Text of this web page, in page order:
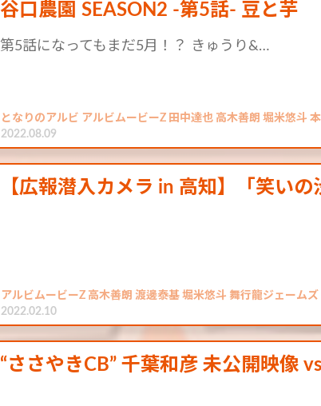
谷口農園 SEASON2 -第5話- 豆と芋
第5話になってもまだ5月！？ きゅうり&…
となりのアルビ アルビムービーZ 田中達也 高木善朗 堀米悠斗
2022.08.09
【広報潜入カメラ in 高知】「笑いの
アルビムービーZ 高木善朗 渡邊泰基 堀米悠斗 舞行龍ジェーム
2022.02.10
“ささやきCB” 千葉和彦 未公開映像